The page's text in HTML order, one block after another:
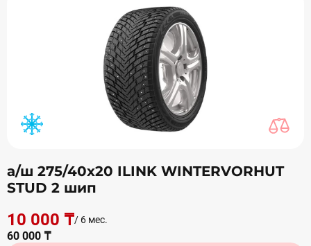
а/ш 275/40х20 ILINK WINTERVORHUT
STUD 2 шип
10 000 ₸/ 6 мес.
60 000 ₸